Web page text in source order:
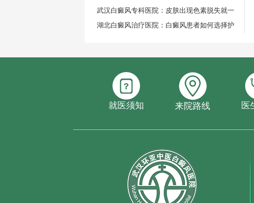
武汉白癜风专科医院：皮肤出现色素脱失就一
湖北白癜风治疗医院：白癜风患者如何选择护
就医须知 来院路线 医